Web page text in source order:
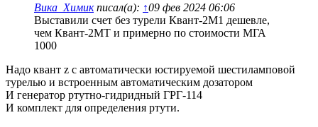
Вика_Химикписал(а): ↑09 фев 2024 06:06
Выставили счет без турели Квант-2М1 дешевле,
чем Квант-2МТ и примерно по стоимости МГА
1000
Надо квант z с автоматически юстируемой шестиламповой
турелью и встроенным автоматическим дозатором
И генератор ртутно-гидридный ГРГ-114
И комплект для определения ртути.